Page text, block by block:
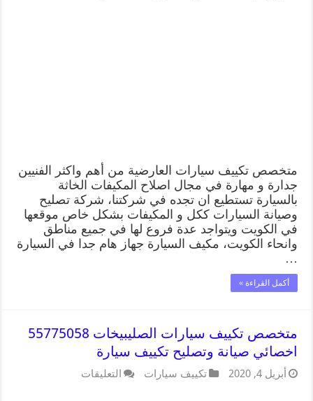
متخصص تكييف سيارات العارضية من أهم واكثر الفنيين
جدارة و مهارة في مجال اصلاح المكيفات الخاثة
بالسيارة تستطيع ان تجده في شركتنا، شركة تصليح
وصيانة السيارات ككل و المكيفات بشكل خاص موقعها
في الكويت ويتواجد عدة فروع لها في جميع مناطق
وانحاء الكويت، مكيف السيارة جهاز هام جدا في السيارة
…
أكمل القراءة »
متخصص تكييف سيارات الصليبيخات 55775058
اخصائي صيانة وتصليح تكييف سيارة
أبريل 4, 2020 تكييف سيارات التعليقات